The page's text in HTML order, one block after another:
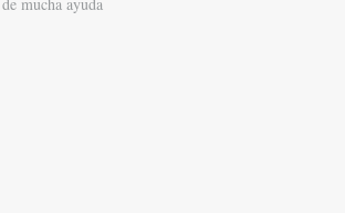
de mucha ayuda